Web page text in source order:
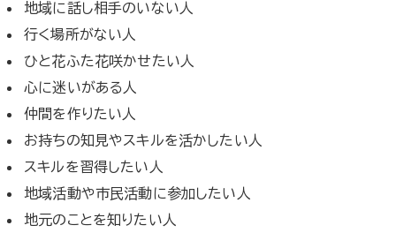
地域に話し相手のいない人
行く場所がない人
ひと花ふた花咲かせたい人
心に迷いがある人
仲間を作りたい人
お持ちの知見やスキルを活かしたい人
スキルを習得したい人
地域活動や市民活動に参加したい人
地元のことを知りたい人